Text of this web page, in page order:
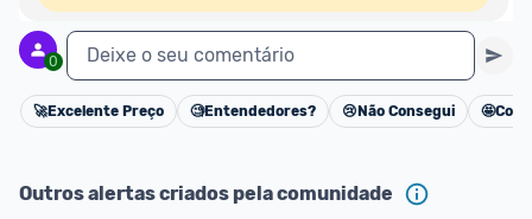
0 Deixe o seu comentário
Cancelar
🚀Excelente Preço 🧐Entendedores? 😢 Não Consegui 🤩
Outros alertas criados pela comunidade